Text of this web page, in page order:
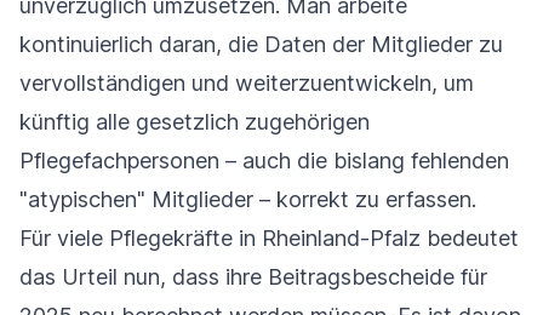
kontinuierlich daran, die Daten der Mitglieder zu
vervollständigen und weiterzuentwickeln, um
künftig alle gesetzlich zugehörigen
Pflegefachpersonen – auch die bislang fehlenden
"atypischen" Mitglieder – korrekt zu erfassen.
Für viele Pflegekräfte in Rheinland-Pfalz bedeutet
das Urteil nun, dass ihre Beitragsbescheide für